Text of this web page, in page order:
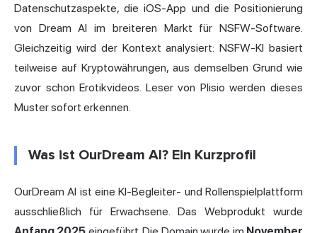
Datenschutzaspekte, die iOS-App und die Positionierung
von Dream AI im breiteren Markt für NSFW-Software.
Gleichzeitig wird der Kontext analysiert: NSFW-KI basiert
teilweise auf Kryptowährungen, aus demselben Grund wie
zuvor schon Erotikvideos. Leser von Plisio werden dieses
Muster sofort erkennen.
Was ist OurDream AI? Ein Kurzprofil
OurDream AI ist eine KI-Begleiter- und Rollenspielplattform
ausschließlich für Erwachsene. Das Webprodukt wurde